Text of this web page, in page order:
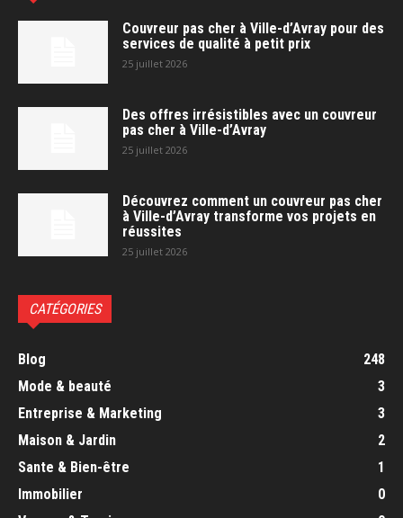
Couvreur pas cher à Ville-d’Avray pour des
services de qualité à petit prix
25 juillet 2026
Des offres irrésistibles avec un couvreur
pas cher à Ville-d’Avray
25 juillet 2026
Découvrez comment un couvreur pas cher
à Ville-d’Avray transforme vos projets en
réussites
25 juillet 2026
CATÉGORIES
Blog
248
Mode & beauté
3
Entreprise & Marketing
3
Maison & Jardin
2
Sante & Bien-être
1
Immobilier
0